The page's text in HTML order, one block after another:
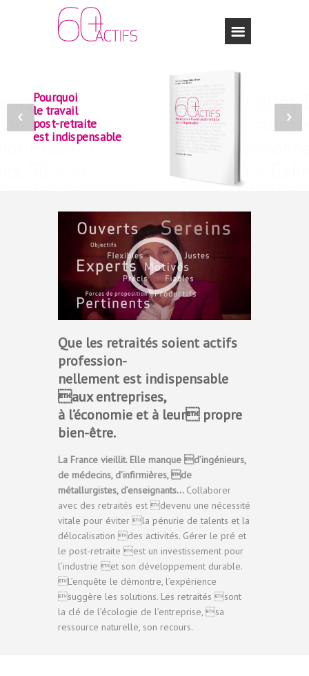
Pourquoi
le travail
post-retraite
est indispensable
Que les retraités soient actifs
profession-
nellement est indispensable
aux entreprises,
à l’économie et à leur propre
bien-être.
La France vieillit. Elle manque d’ingénieurs,
de médecins, d’infirmières, de
métallurgistes, d’enseignants… Collaborer
avec des retraités est devenu une nécessité
vitale pour éviter la pénurie de talents et la
délocalisation des activités. Gérer le pré et
le post-retraite est un investissement pour
l’industrie et son développement durable.
L’enquête le démontre, l’expérience
suggère les solutions. Les retraités sont
la clé de l’écologie de l’entreprise, sa
ressource naturelle, son recours.